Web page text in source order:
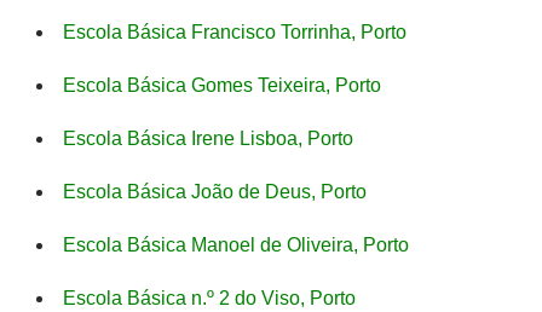
Escola Básica Francisco Torrinha, Porto
Escola Básica Gomes Teixeira, Porto
Escola Básica Irene Lisboa, Porto
Escola Básica João de Deus, Porto
Escola Básica Manoel de Oliveira, Porto
Escola Básica n.º 2 do Viso, Porto